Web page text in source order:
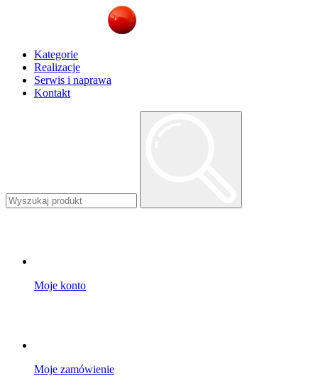
Kategorie
Realizacje
Serwis i naprawa
Kontakt
Moje konto
Moje zamówienie